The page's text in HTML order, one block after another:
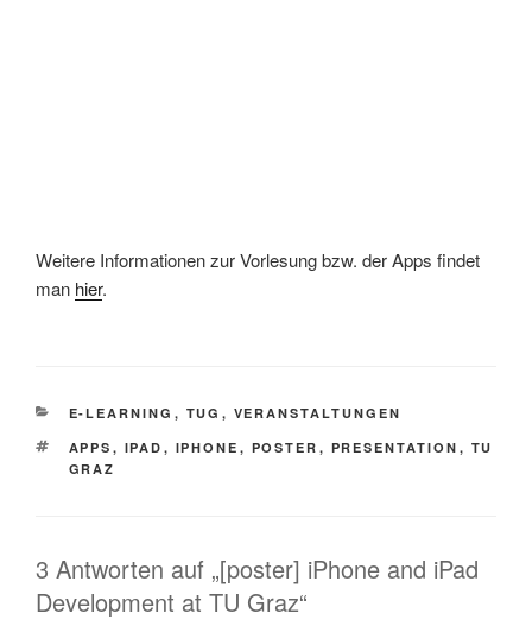
Weitere Informationen zur Vorlesung bzw. der Apps findet
man hier.
KATEGORIEN
E-LEARNING , TUG , VERANSTALTUNGEN
SCHLAGWÖRTER
APPS , IPAD , IPHONE , POSTER , PRESENTATION , TU
GRAZ
3 Antworten auf „[poster] iPhone and iPad
Development at TU Graz“